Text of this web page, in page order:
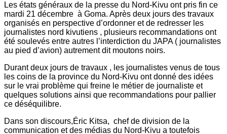
Les états généraux de la presse du Nord-Kivu ont pris fin ce
mardi 21 décembre à Goma. Après deux jours des travaux
organisés en perspective d’ordonner et de redresser les
journalistes nord kivutiens , plusieurs recommandations ont
été soulevés entre autres l’interdiction du JAPA ( journalistes
au pied d’avion) autrement dit moutons noirs.
Durant deux jours de travaux , les journalistes venus de tous
les coins de la province du Nord-Kivu ont donné des idées
sur le vrai problème qui freine le métier de journaliste et
quelques solutions ainsi que recommandations pour pallier
ce déséquilibre.
Dans son discours,Éric Kitsa, chef de division de la
communication et des médias du Nord-Kivu a toutefois